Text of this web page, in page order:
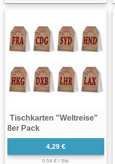
Tischkarten "Weltreise"
8er Pack
4,29 €
0,54 € / Stk.